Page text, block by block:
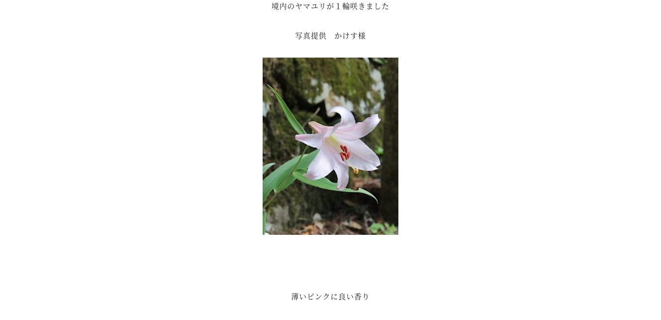
境内のヤマユリが１輪咲きました
写真提供 かけす様
薄いピンクに良い香り